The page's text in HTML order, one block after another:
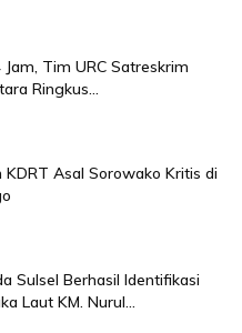
Tim URC Satreskrim
Ringkus...
KDRT Asal Sorowako Kritis di
Sulsel Berhasil Identifikasi
Laut KM. Nurul...